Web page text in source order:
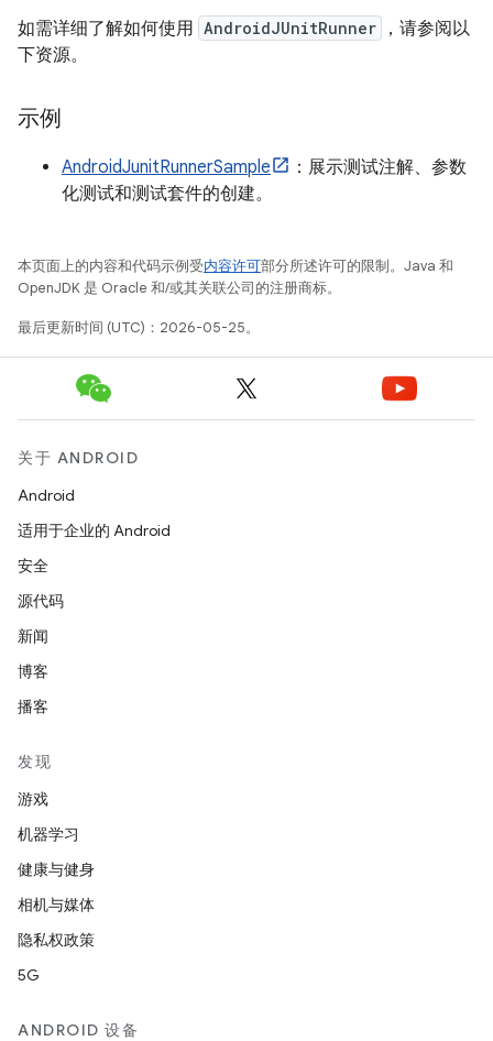
如需详细了解如何使用 AndroidJUnitRunner
，请参阅以
下资源。
示例
AndroidJunitRunnerSample
：展示测试注解、参数
化测试和测试套件的创建。
本页面上的内容和代码示例受内容许可部分所述许可的限制。Java 和
OpenJDK 是 Oracle 和/或其关联公司的注册商标。
最后更新时间 (UTC)：2026-05-25。
关于 ANDROID
Android
适用于企业的 Android
安全
源代码
新闻
博客
播客
发现
游戏
机器学习
健康与健身
相机与媒体
隐私权政策
5G
ANDROID 设备